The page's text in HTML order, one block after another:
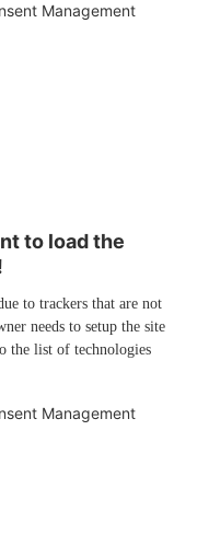
Management
to load the
to trackers that are not
needs to setup the site
the list of technologies
Management